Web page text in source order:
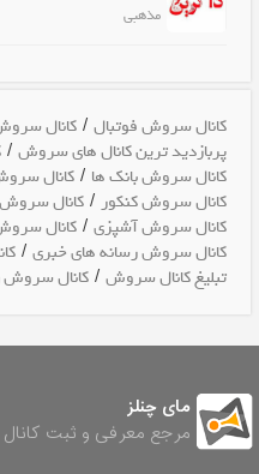
مذهبی
کانال سروش فوتبال /کانال
پربازدید ترین کانال های سروش /
کانال سروش بانک ها /کانال
کانال سروش کنکور /کانال سروش
کانال سروش آشپزی /کانال
کانال سروش رسانه های خبری /
تبلیغ کانال سروش /کانال سروش
مای چنلز
مرجع معرفی و ثبت کانال